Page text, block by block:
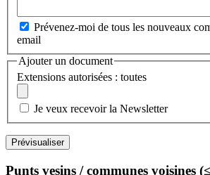
Prévenez-moi de tous les nouveaux
email
Ajouter un document
Extensions autorisées : toutes
Je veux recevoir la Newsletter
Punts vesins / communes voisines